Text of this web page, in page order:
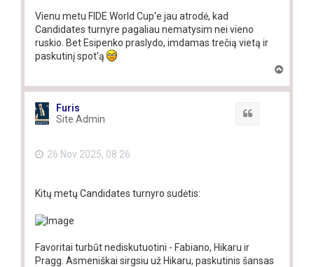
Vienu metu FIDE World Cup'e jau atrodė, kad
Candidates turnyre pagaliau nematysim nei vieno
ruskio. Bet Esipenko praslydo, imdamas trečią vietą ir
paskutinį spot'ą
p
Furis
Site Admin
26 Nov 2025, 08:26
Kitų metų Candidates turnyro sudėtis:
Favoritai turbūt nediskutuotini - Fabiano, Hikaru ir
Pragg. Asmeniškai sirgsiu už Hikaru, paskutinis šansas